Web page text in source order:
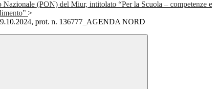
Nazionale (PON) del Miur, intitolato “Per la Scuola – competenze e
>
prot. n. 136777_AGENDA NORD